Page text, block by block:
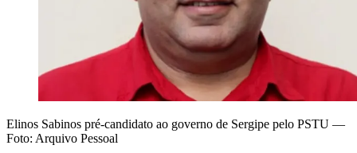
Elinos Sabinos pré-candidato ao governo de Sergipe pelo PSTU —
Foto: Arquivo Pessoal